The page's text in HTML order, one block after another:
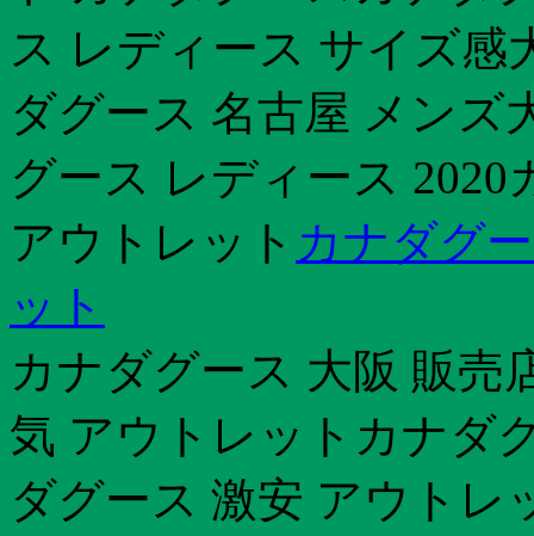
ス レディース サイズ感
ダグース 名古屋 メンズ
グース レディース
アウトレット カナダグ
ット
カナダグース 大阪 販売
気 アウトレットカナダ
ダグース 激安 アウトレ